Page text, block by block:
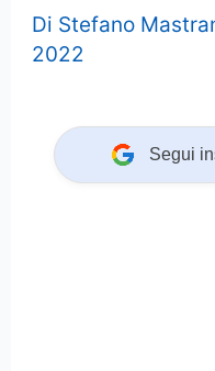
Di Stefano
2022
Segui